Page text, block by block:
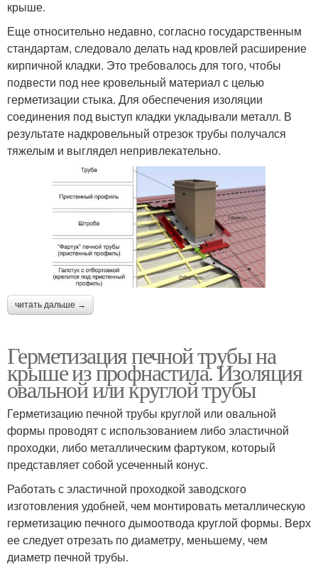
крыше.
Еще относительно недавно, согласно государственным
стандартам, следовало делать над кровлей расширение
кирпичной кладки. Это требовалось для того, чтобы
подвести под нее кровельный материал с целью
герметизации стыка. Для обеспечения изоляции
соединения под выступ кладки укладывали металл. В
результате надкровельный отрезок трубы получался
тяжелым и выглядел непривлекательно.
читать дальше →
Герметизация печной трубы на
крыше из профнастила. Изоляция
овальной или круглой трубы
Герметизацию печной трубы круглой или овальной
формы проводят с использованием либо эластичной
проходки, либо металлическим фартуком, который
представляет собой усеченный конус.
Работать с эластичной проходкой заводского
изготовления удобней, чем монтировать металлическую
герметизацию печного дымоотвода круглой формы. Верх
ее следует отрезать по диаметру, меньшему, чем
диаметр печной трубы.